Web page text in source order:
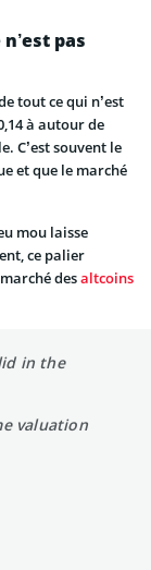
pas
tout ce qui n’est
à autour de
C’est souvent le
et que le marché
mou laisse
ce palier
desaltcoins
in the
valuation